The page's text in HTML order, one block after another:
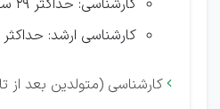
کارشناسی: حداکثر 29 سال
کارشناسی ارشد: حداکثر 31 سال
 کارشناسی (متولدین بعد از تاریخ